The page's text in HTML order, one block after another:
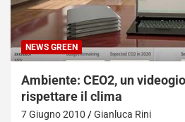
NEWS GREEN
Ambiente: CEO2, un
rispettare il clima
7 Giugno 2010 Gianluca Rini